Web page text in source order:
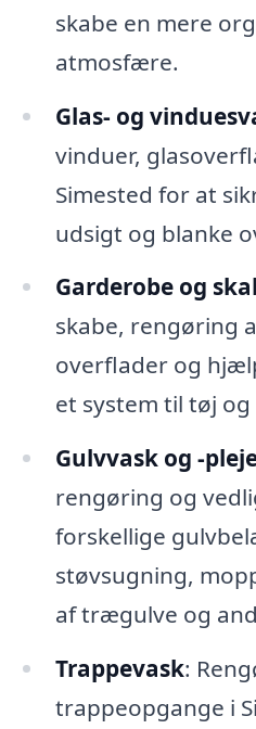
skabe en mere
atmosfære.
Glas- og
vinduer,
Simested for at
udsigt og blanke
Garderobe og
skabe, rengøring
overflader og
et system til tøj
Gulvvask og -
rengøring og
forskellige
støvsugning,
af trægulve og
Trappevask:
trappeopgange i